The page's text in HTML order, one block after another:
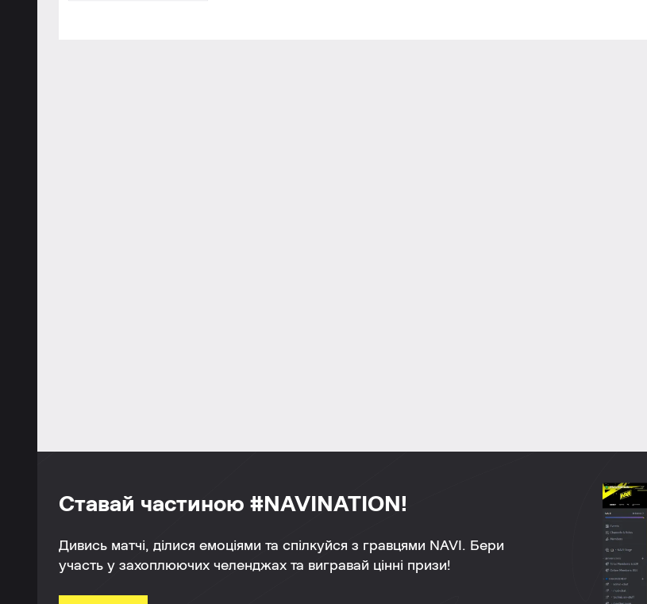
Ставай частиною #NAVINATION!
Дивись матчі, ділися емоціями та спілкуйся з гравцями NAVI. Бери
участь у захоплюючих челенджах та вигравай цінні призи!